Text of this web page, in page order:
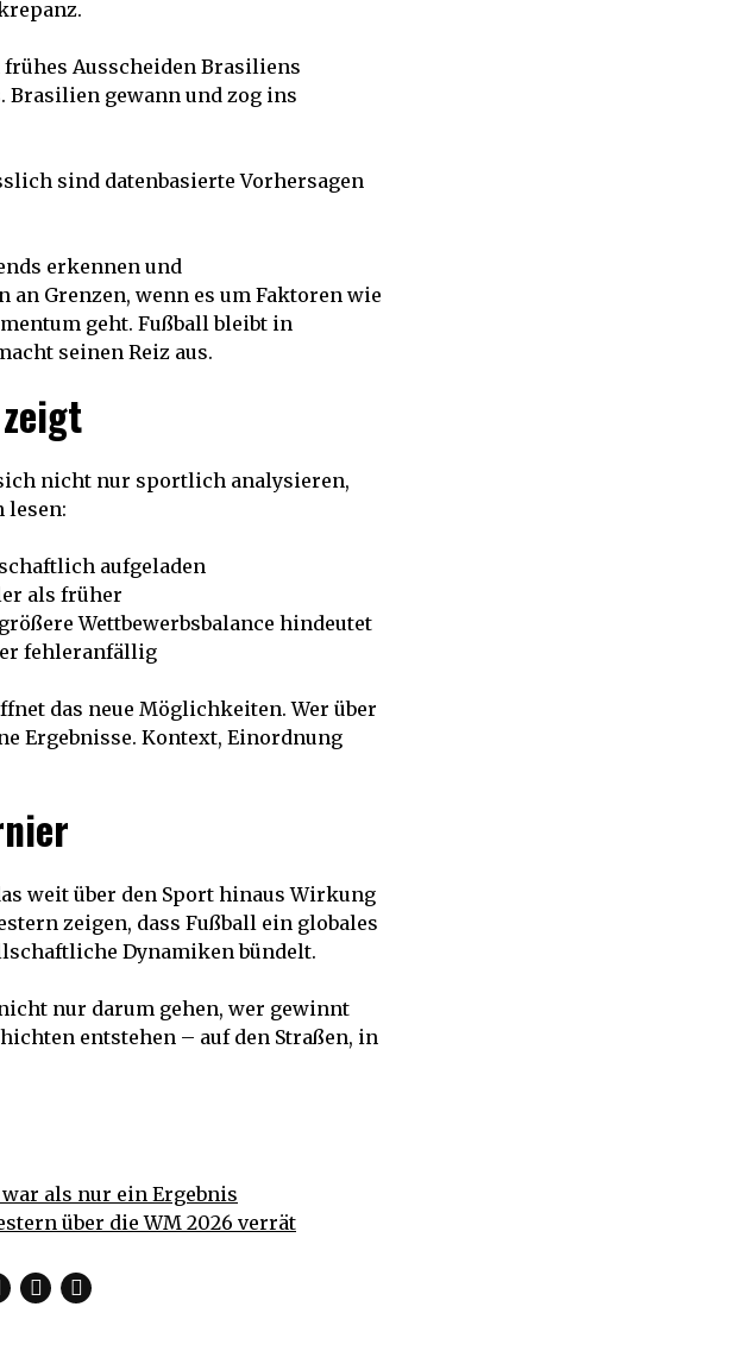
Ausscheiden Brasiliens
Brasilien gewann und zog ins
sind datenbasierte Vorhersagen
erkennen und
Grenzen, wenn es um Faktoren wie
geht. Fußball bleibt in
seinen Reiz aus.
nicht nur sportlich analysieren,
lesen:
aufgeladen
als früher
Wettbewerbsbalance hindeutet
fehleranfällig
das neue Möglichkeiten. Wer über
Ergebnisse. Kontext, Einordnung
weit über den Sport hinaus Wirkung
zeigen, dass Fußball ein globales
Dynamiken bündelt.
nur darum gehen, wer gewinnt
entstehen – auf den Straßen, in
als nur ein Ergebnis
über die WM 2026 verrät